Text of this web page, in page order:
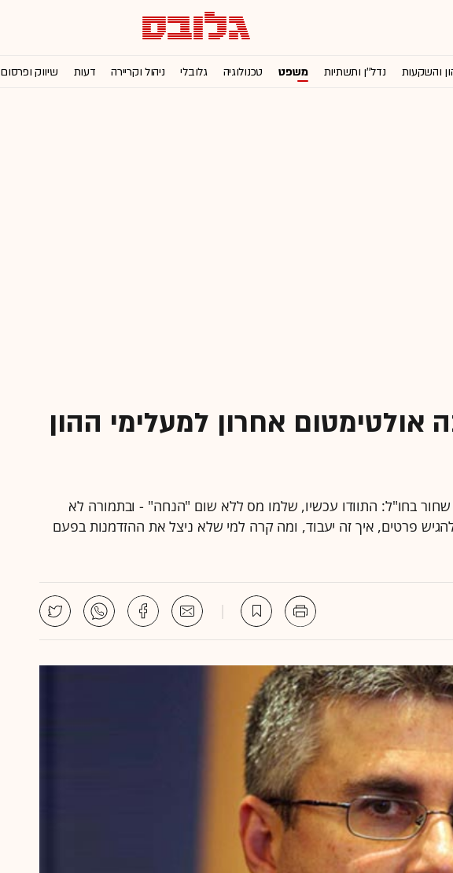
והשקעות נדל''ן ותשתיות משפט טכנולוגיה גלובלי ניהול וקריירה דעות שיווק ופרסום
אולטימטום אחרון למעלימי ההון
בחו"ל: התוודו עכשיו, שלמו מס ללא שום "הנחה" - ובתמורה לא
להגיש פרטים, איך זה יעבוד, ומה קרה למי שלא ניצל את ההזדמנות בפעם